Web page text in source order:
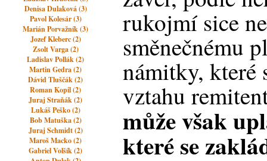
Denisa Dulaková (3)
Pavol Kolesár (3)
Marián Porvažník (3)
Jozef Kleberc (2)
Zsolt Varga (2)
Ladislav Pollák (2)
Martin Gedra (2)
Dávid Tluščák (2)
Roman Kopil (2)
Juraj Straňák (2)
Lukáš Peško (2)
Bob Matuška (2)
Juraj Schmidt (2)
Maroš Macko (2)
Gabriel Volšík (2)
rukojmí sice
směnečnému
námitky, které
vztahu
může však
které se